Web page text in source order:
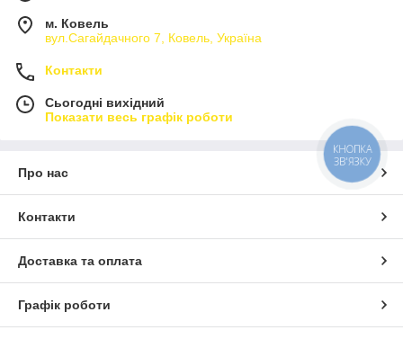
м. Ковель
вул.Сагайдачного 7, Ковель, Україна
Контакти
Сьогодні вихідний
Показати весь графік роботи
Про нас
Контакти
Доставка та оплата
Графік роботи
КНОПКА
ЗВ'ЯЗКУ